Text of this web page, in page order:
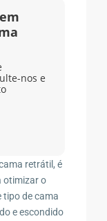
nos e
retrátil, é
otimizar o
tipo de cama
e escondido